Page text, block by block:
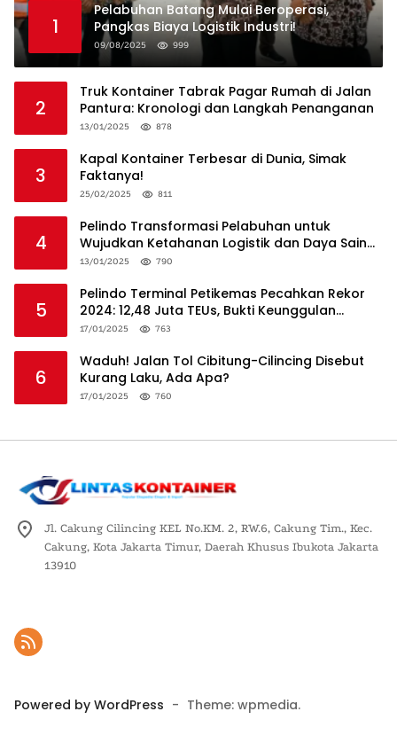
1
Pelabuhan Batang Mulai Beroperasi,
Pangkas Biaya Logistik Industri!
09/08/2025 999
2
Truk Kontainer Tabrak Pagar Rumah di Jalan
Pantura: Kronologi dan Langkah Penanganan
13/01/2025 878
3
Kapal Kontainer Terbesar di Dunia, Simak
Faktanya!
25/02/2025 811
4
Pelindo Transformasi Pelabuhan untuk
Wujudkan Ketahanan Logistik dan Daya Saing
Global
13/01/2025 790
5
Pelindo Terminal Petikemas Pecahkan Rekor
2024: 12,48 Juta TEUs, Bukti Keunggulan
Logistik Nasional
17/01/2025 763
6
Waduh! Jalan Tol Cibitung-Cilincing Disebut
Kurang Laku, Ada Apa?
17/01/2025 760
Jl. Cakung Cilincing KEL No.KM. 2, RW.6, Cakung Tim., Kec.
Cakung, Kota Jakarta Timur, Daerah Khusus Ibukota Jakarta
13910
Powered by WordPress - Theme: wpmedia.